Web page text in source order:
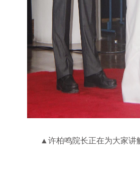
▲许柏鸣院长正在为大家讲